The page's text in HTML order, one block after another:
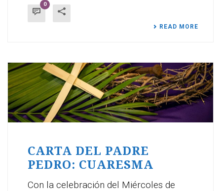
0
READ MORE
CARTA DEL PADRE
PEDRO: CUARESMA
Con la celebración del Miércoles de